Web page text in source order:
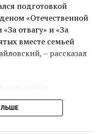
подготовкой
«Отечественной
отвагу» и «За
вместе семьей
– рассказал
потом – заведующим
Всегда